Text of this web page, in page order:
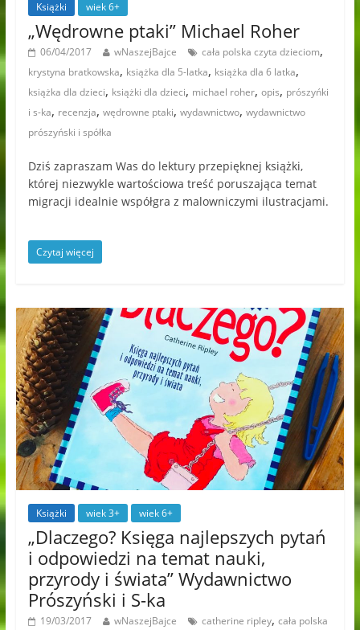
Książki wiek 6+
„Wędrowne ptaki” Michael Roher
06/04/2017 wNaszejBajce cała polska czyta dzieciom,
krystyna bratkowska, książka dla 5-latka, książka dla 6 latka,
książka dla dzieci, książki dla dzieci, michael roher, opis, prószyńki
i s-ka, recenzja, wędrowne ptaki, wydawnictwo, wydawnictwo
prószyński i spółka
Dziś zapraszam Was do lektury przepięknej książki,
której niezwykle wartościowa treść poruszająca temat
migracji idealnie współgra z malowniczymi ilustracjami.
Czytaj więcej
Książki wiek 3+ wiek 6+
„Dlaczego? Księga najlepszych pytań
i odpowiedzi na temat nauki,
przyrody i świata” Wydawnictwo
Prószyński i S-ka
19/03/2017 wNaszejBajce catherine ripley, cała polska